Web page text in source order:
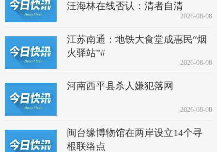
汪海林在线否认：清者自清
2026-08-08
江苏南通：地铁大食堂成惠民“烟
火驿站”#
2026-08-08
河南西平县杀人嫌犯落网
2026-08-08
闽台缘博物馆在两岸设立14个寻
根联络点